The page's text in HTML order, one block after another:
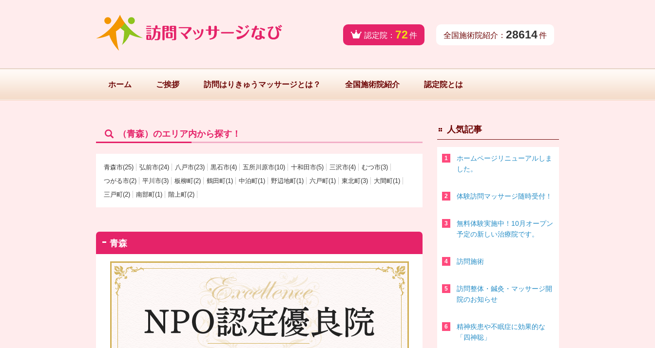
認定院： 72 件 全国施術院紹介： 28614件
ホーム ご挨拶 訪問はりきゅうマッサージとは？ 全国施術院紹介 認定院とは
（青森）のエリア内から探す！
青森市(25) 弘前市(24) 八戸市(23) 黒石市(4) 五所川原市(10) 十和田市(5) 三沢市(4)
むつ市(3)
つがる市(2)
平川市(3) 板柳町(2) 鶴田町(1) 中泊町(1) 野辺地町(1) 六戸町(1) 東北町(3)
大間町(1)
三戸町(2)
南部町(1) 階上町(2)
青森
人気記事
ホームページリニューアルしま
した。
体験訪問マッサージ随時受付！
無料体験実施中！10月オープン
予定の新しい治療院です。
訪問施術
訪問整体・鍼灸・マッサージ開
院のお知らせ
精神疾患や不眠症に効果的な
「四神聡」